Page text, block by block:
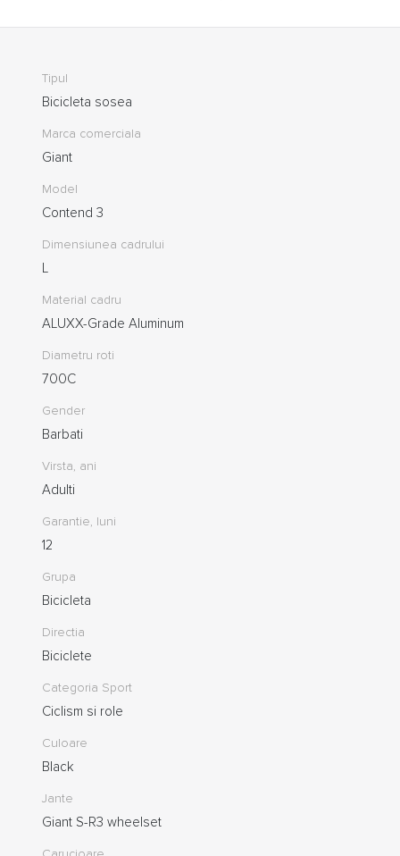
Tipul
Bicicleta sosea
Marca comerciala
Giant
Model
Contend 3
Dimensiunea cadrului
L
Material cadru
ALUXX-Grade Aluminum
Diametru roti
700C
Gender
Barbati
Virsta, ani
Adulti
Garantie, luni
12
Grupa
Bicicleta
Directia
Biciclete
Categoria Sport
Ciclism si role
Culoare
Black
Jante
Giant S-R3 wheelset